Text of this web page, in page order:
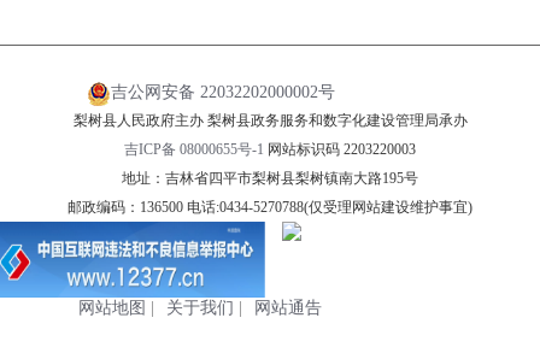
吉公网安备 22032202000002号
梨树县人民政府主办 梨树县政务服务和数字化建设管理局承办
吉ICP备 08000655号-1 网站标识码 2203220003
地址：吉林省四平市梨树县梨树镇南大路195号
邮政编码：136500 电话:0434-5270788(仅受理网站建设维护事宜)
网站地图 | 关于我们 | 网站通告